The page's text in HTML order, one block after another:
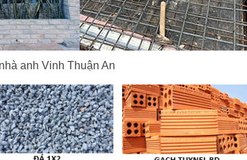
anh Vinh Thuận An